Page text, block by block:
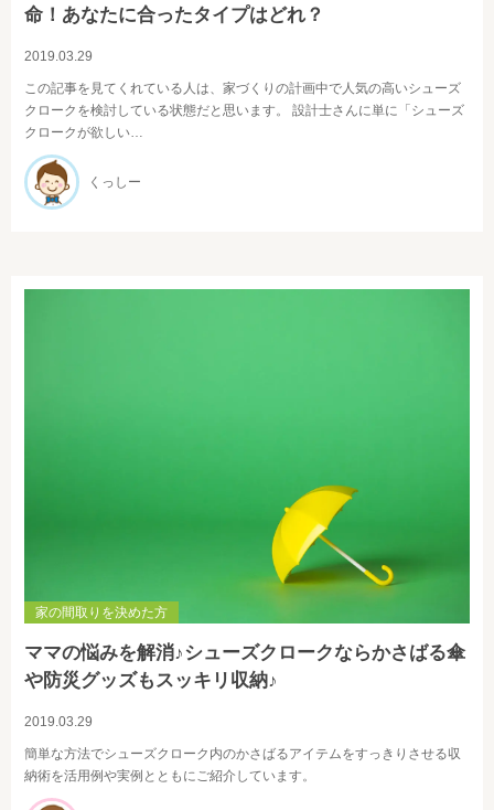
命！あなたに合ったタイプはどれ？
2019.03.29
この記事を見てくれている人は、家づくりの計画中で人気の高いシューズ
クロークを検討している状態だと思います。 設計士さんに単に「シューズ
クロークが欲しい…
くっしー
家の間取りを決めた方
ママの悩みを解消♪シューズクロークならかさばる傘
や防災グッズもスッキリ収納♪
2019.03.29
簡単な方法でシューズクローク内のかさばるアイテムをすっきりさせる収
納術を活用例や実例とともにご紹介しています。